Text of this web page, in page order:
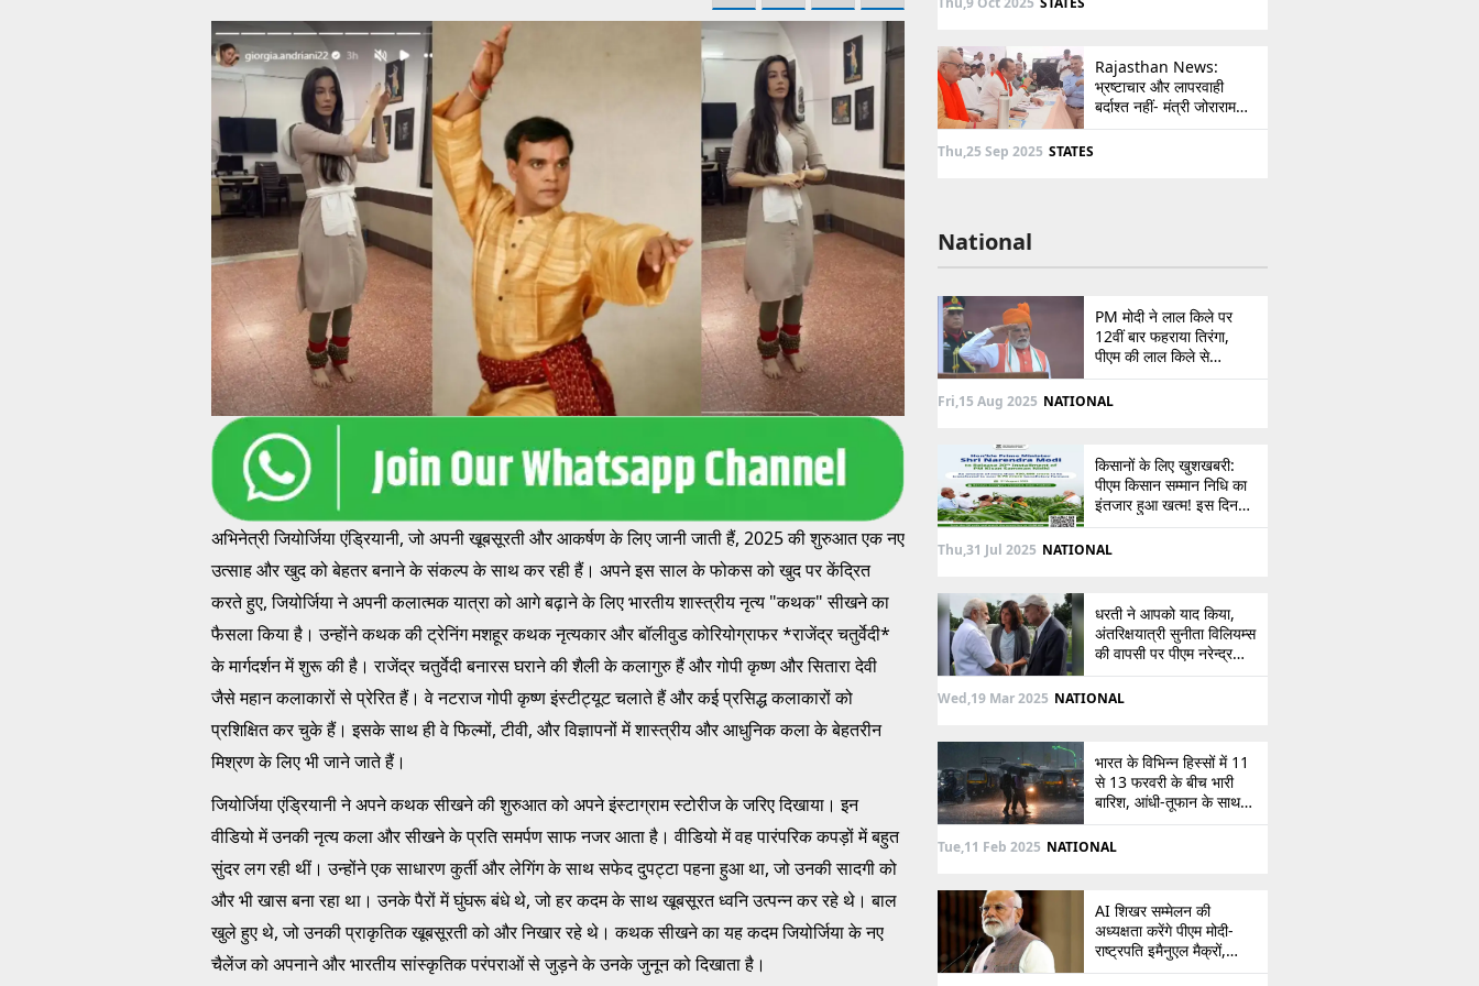
अभिनेत्री जियोर्जिया एंड्रियानी, जो अपनी खूबसूरती और आकर्षण के लिए जानी जाती हैं, 2025 की शुरुआत एक नए
उत्साह और खुद को बेहतर बनाने के संकल्प के साथ कर रही हैं। अपने इस साल के फोकस को खुद पर केंद्रित
करते हुए, जियोर्जिया ने अपनी कलात्मक यात्रा को आगे बढ़ाने के लिए भारतीय शास्त्रीय नृत्य "कथक" सीखने का
फैसला किया है। उन्होंने कथक की ट्रेनिंग मशहूर कथक नृत्यकार और बॉलीवुड कोरियोग्राफर *राजेंद्र चतुर्वेदी*
के मार्गदर्शन में शुरू की है। राजेंद्र चतुर्वेदी बनारस घराने की शैली के कलागुरु हैं और गोपी कृष्ण और सितारा देवी
जैसे महान कलाकारों से प्रेरित हैं। वे नटराज गोपी कृष्ण इंस्टीट्यूट चलाते हैं और कई प्रसिद्ध कलाकारों को
प्रशिक्षित कर चुके हैं। इसके साथ ही वे फिल्मों, टीवी, और विज्ञापनों में शास्त्रीय और आधुनिक कला के बेहतरीन
मिश्रण के लिए भी जाने जाते हैं।
जियोर्जिया एंड्रियानी ने अपने कथक सीखने की शुरुआत को अपने इंस्टाग्राम स्टोरीज के जरिए दिखाया। इन
वीडियो में उनकी नृत्य कला और सीखने के प्रति समर्पण साफ नजर आता है। वीडियो में वह पारंपरिक कपड़ों में बहुत
सुंदर लग रही थीं। उन्होंने एक साधारण कुर्ती और लेगिंग के साथ सफेद दुपट्टा पहना हुआ था, जो उनकी सादगी को
और भी खास बना रहा था। उनके पैरों में घुंघरू बंधे थे, जो हर कदम के साथ खूबसूरत ध्वनि उत्पन्न कर रहे थे। बाल
खुले हुए थे, जो उनकी प्राकृतिक खूबसूरती को और निखार रहे थे। कथक सीखने का यह कदम जियोर्जिया के नए
चैलेंज को अपनाने और भारतीय सांस्कृतिक परंपराओं से जुड़ने के उनके जुनून को दिखाता है।
Rajasthan News:
भ्रष्टाचार और लापरवाही
बर्दाश्त नहीं- मंत्री जोराराम
कुमावत ने शहरी सेवा शिविर में
Thu,25 Sep 2025 STATES
National
PM मोदी ने लाल किले पर
12वीं बार फहराया तिरंगा,
पीएम की लाल किले से
पाकिस्तान को सीधी
ललकार, प्रधानमंत्री ने 103
Fri,15 Aug 2025 NATIONAL
किसानों के लिए खुशखबरी:
पीएम किसान सम्मान निधि का
इंतजार हुआ खत्म! इस दिन
खाते में आएंगे 2,000 रुपये,
देखें
Thu,31 Jul 2025 NATIONAL
धरती ने आपको याद किया,
अंतरिक्षयात्री सुनीता विलियम्स
की वापसी पर पीएम नरेन्द्र
मोदी की पोस्ट
Wed,19 Mar 2025 NATIONAL
भारत के विभिन्न हिस्सों में 11
से 13 फरवरी के बीच भारी
बारिश, आंधी-तूफान के साथ
बर्फबारी का अलर्ट
Tue,11 Feb 2025 NATIONAL
AI शिखर सम्मेलन की
अध्यक्षता करेंगे पीएम मोदी-
राष्ट्रपति इमैनुएल मैक्रों,
भारत-फ्रांस संबंधों को देंगे नई